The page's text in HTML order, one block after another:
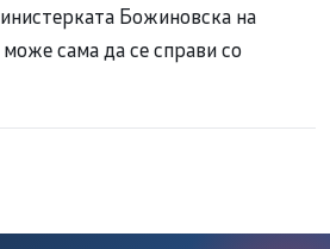
Божиновска на
може сама да се справи со